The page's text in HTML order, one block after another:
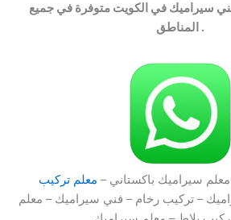
سيراميك في الكويت متوفرة في جميع
المناطق .
سيراميك باكستاني – معلم تركيب
– تركيب رخام – فني سيراميك – معلم